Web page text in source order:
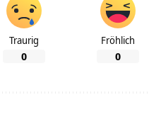
Traurig
0
Fröhlich
0